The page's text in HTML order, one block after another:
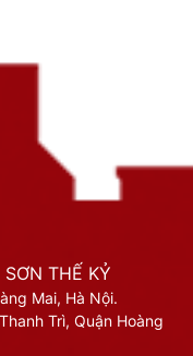
THẾ KỶ
Mai, Hà Nội.
Trì, Quận Hoàng